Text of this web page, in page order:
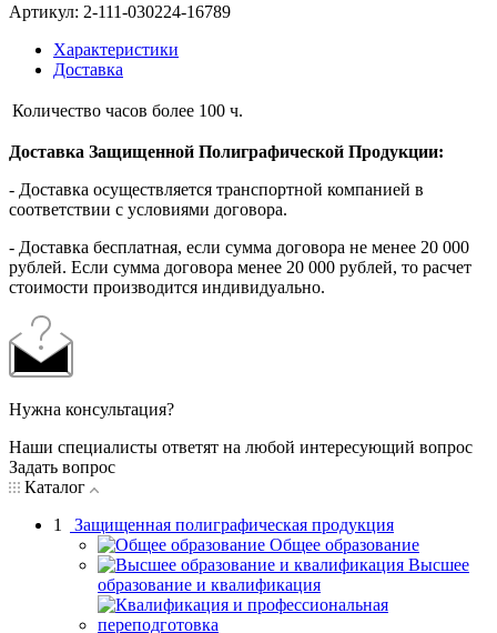
Артикул: 2-111-030224-16789
Характеристики
Доставка
Количество часов более 100 ч.
Доставка Защищенной Полиграфической Продукции:
- Доставка осуществляется транспортной компанией в
соответствии с условиями договора.
- Доставка бесплатная, если сумма договора не менее 20 000
рублей. Если сумма договора менее 20 000 рублей, то расчет
стоимости производится индивидуально.
Нужна консультация?
Наши специалисты ответят на любой интересующий вопрос
Задать вопрос
Каталог
1
Защищенная полиграфическая продукция
Общее образование
Высшее
образование и квалификация